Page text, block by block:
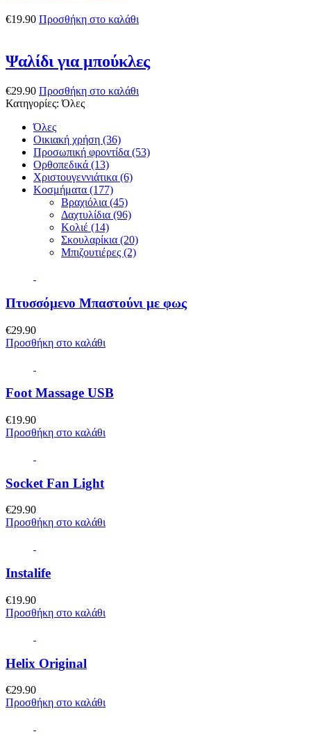
€19.90 Προσθήκη στο καλάθι
Ψαλίδι για μπούκλες
€29.90 Προσθήκη στο καλάθι
Κατηγορίες: Όλες
Όλες
Οικιακή χρήση (36)
Προσωπική φροντίδα (53)
Ορθοπεδικά (13)
Χριστουγεννιάτικα (6)
Κοσμήματα (177)
Βραχιόλια (45)
Δαχτυλίδια (96)
Κολιέ (14)
Σκουλαρίκια (20)
Μπιζουτιέρες (2)
Πτυσσόμενο Μπαστούνι με φως
€29.90
Προσθήκη στο καλάθι
Foot Massage USB
€19.90
Προσθήκη στο καλάθι
Socket Fan Light
€29.90
Προσθήκη στο καλάθι
Instalife
€19.90
Προσθήκη στο καλάθι
Helix Original
€29.90
Προσθήκη στο καλάθι